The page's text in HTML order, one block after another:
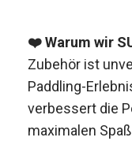
❤️ Warum wir
Zubehör ist
Paddling-
verbessert die
maximalen